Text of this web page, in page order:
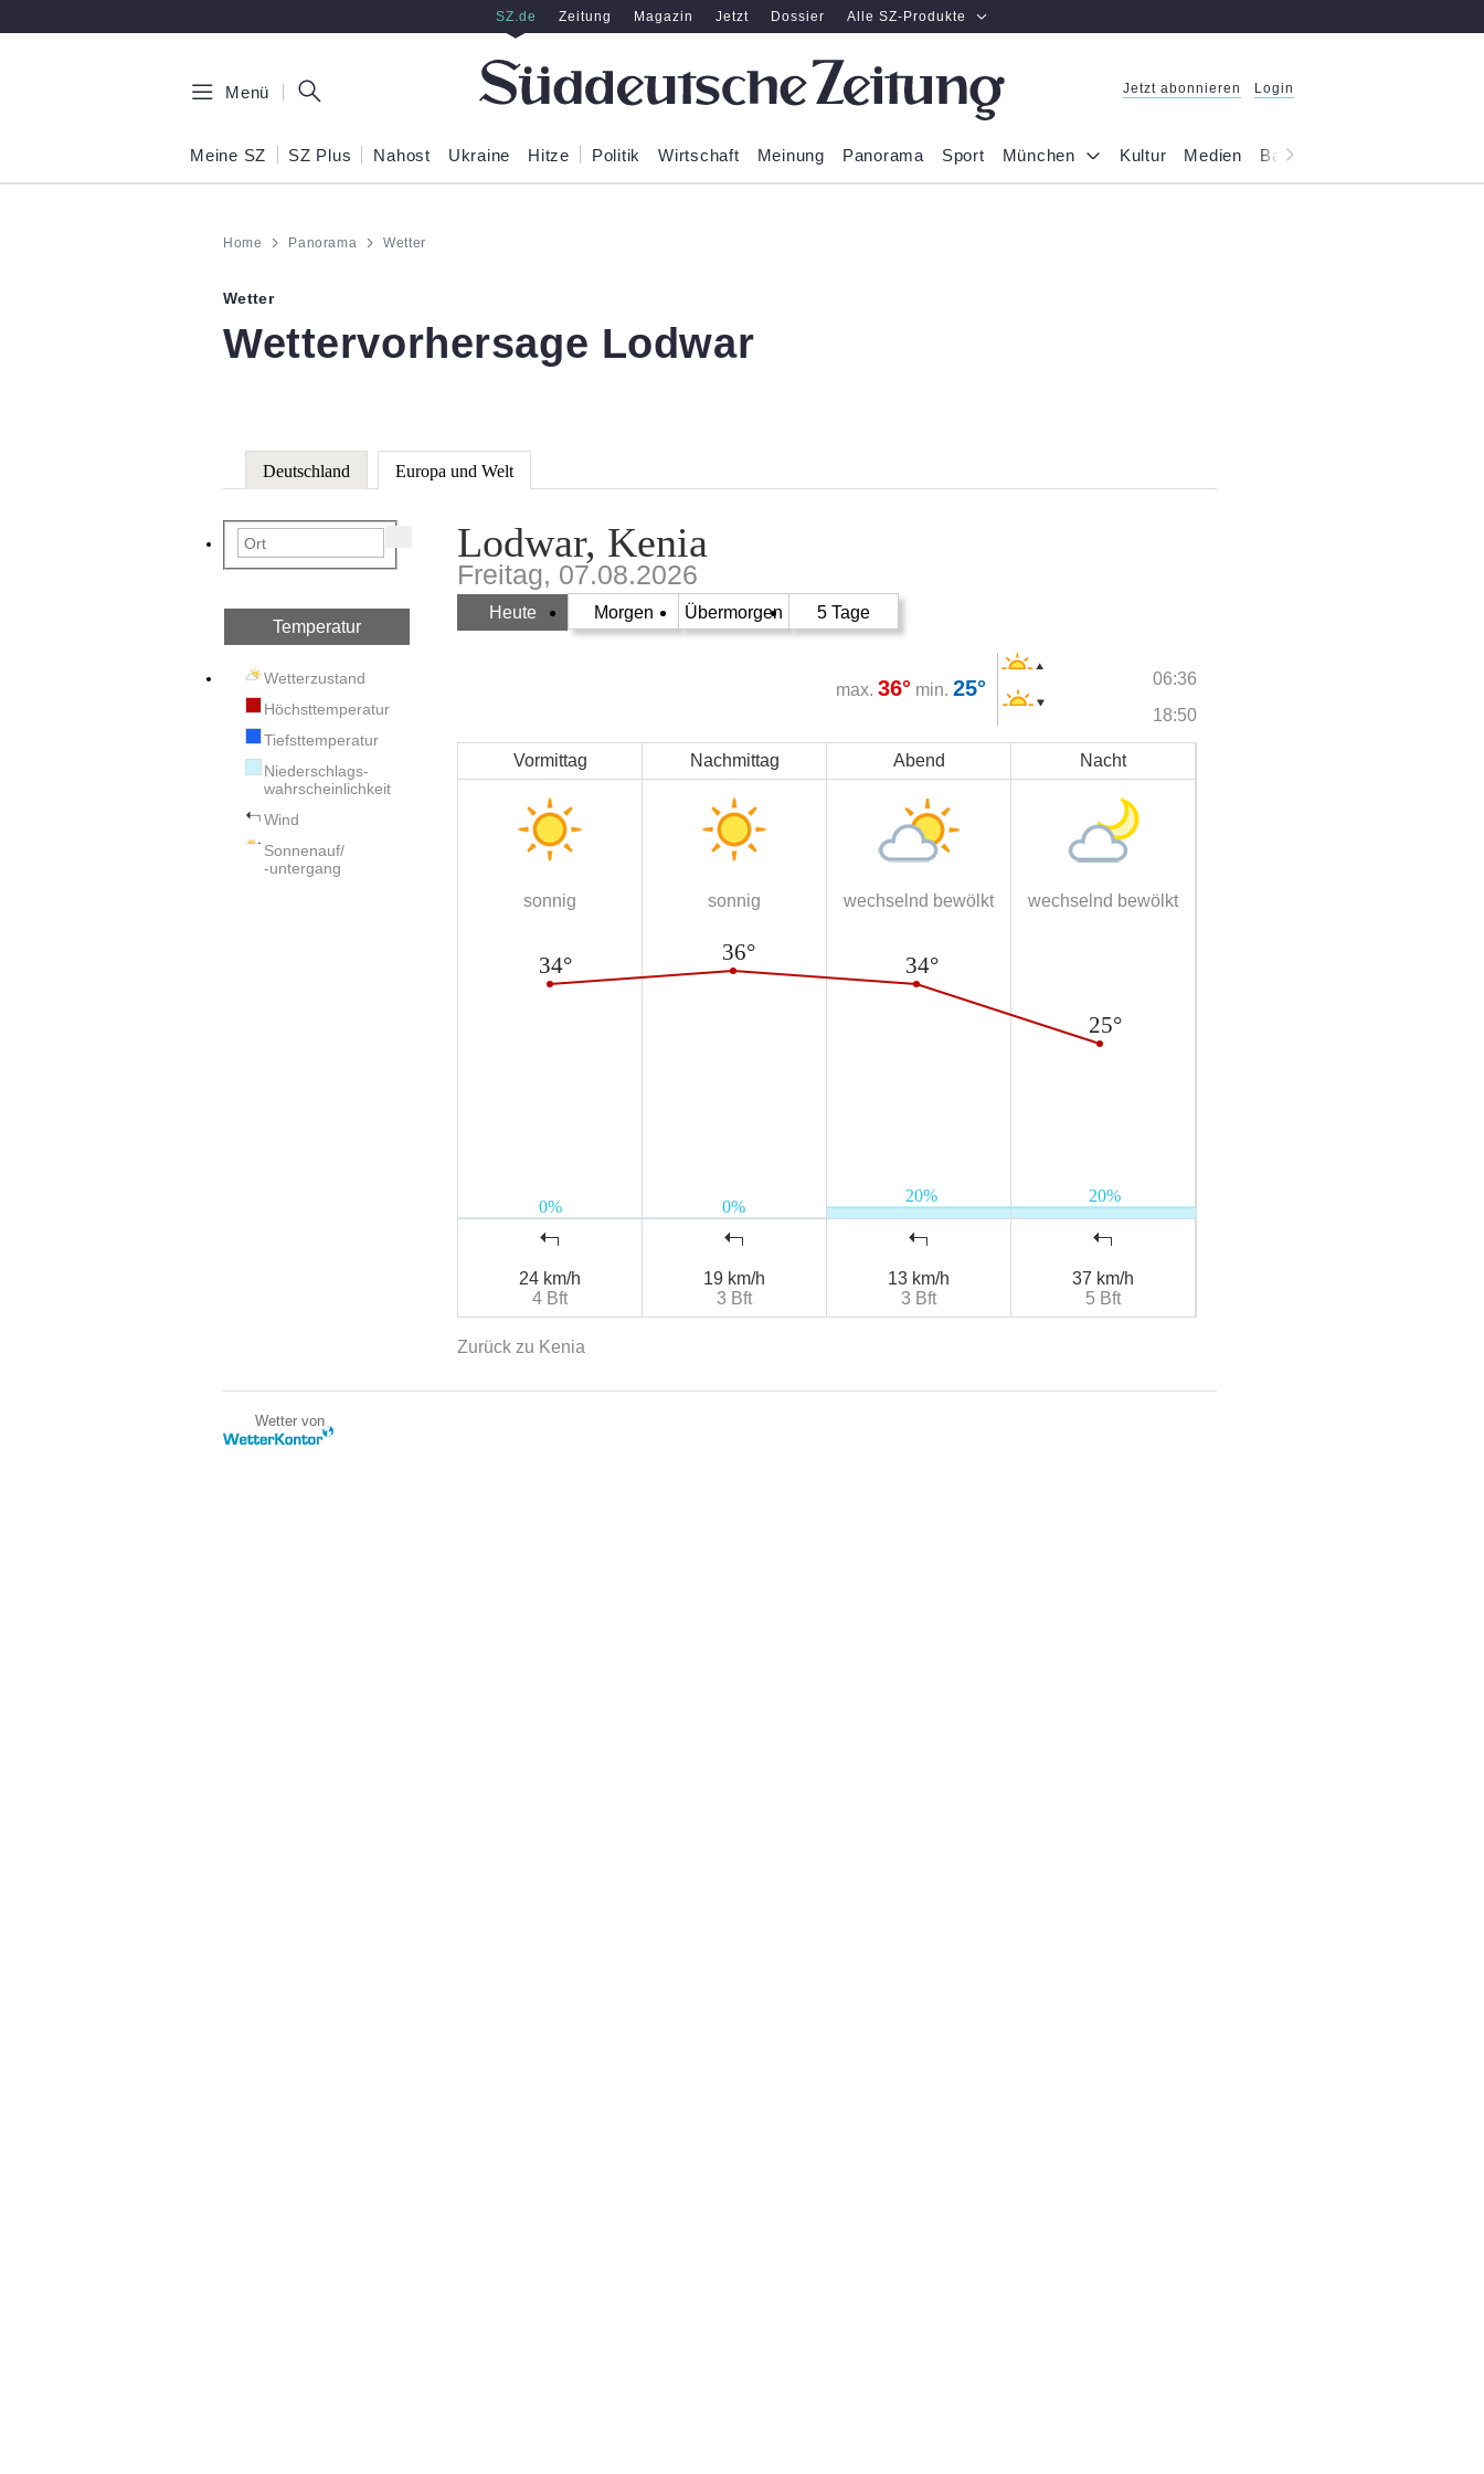
SZ.de Zeitung Magazin Jetzt Dossier Alle SZ-Produkte
Menü Jetzt abonnieren Login
Meine SZ SZ Plus Nahost Ukraine Hitze Politik Wirtschaft Meinung Panorama Sport München Kultur Medien Bayern
Home Panorama Wetter
Wetter
Wettervorhersage Lodwar
Deutschland Europa und Welt
Temperatur
Wetterzustand
Höchsttemperatur
Tiefsttemperatur
Niederschlags-
wahrscheinlichkeit
Wind
Sonnenauf/
-untergang
Lodwar, Kenia
Freitag, 07.08.2026
Heute Morgen Übermorgen 5 Tage
max. 36° min. 25°
06:36
18:50
Vormittag Nachmittag Abend Nacht
sonnig sonnig wechselnd bewölkt wechselnd bewölkt
24 km/h
4 Bft
19 km/h
3 Bft
13 km/h
3 Bft
37 km/h
5 Bft
Zurück zu Kenia
Wetter von